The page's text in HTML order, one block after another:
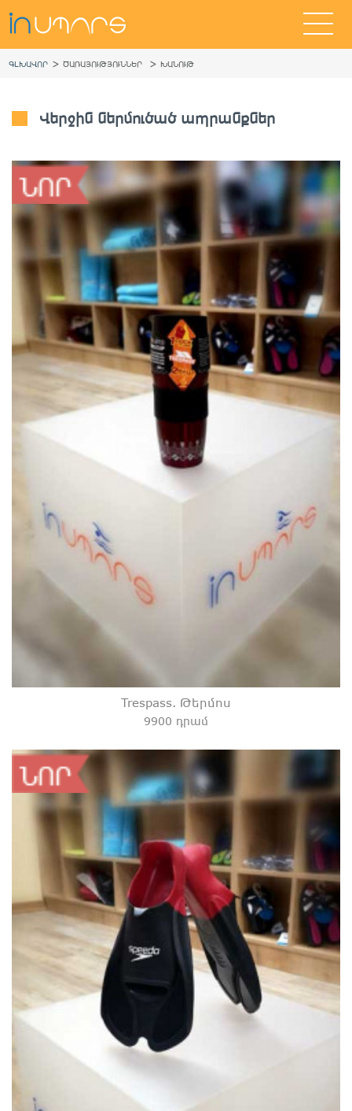
ԳԼԽԱՎՈՐ > ԾԱՌԱՅՈՒԹՅՈՒՆՆԵՐ > ԽԱՆՈՒԹ
Վերջին ներմուծած ապրանքներ
Trespass. Թերմոս
9900 դրամ